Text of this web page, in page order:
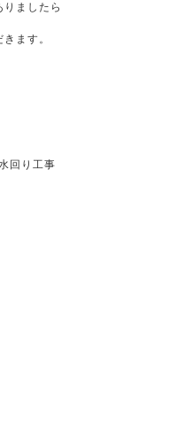
ましたら
ます。
回り工事